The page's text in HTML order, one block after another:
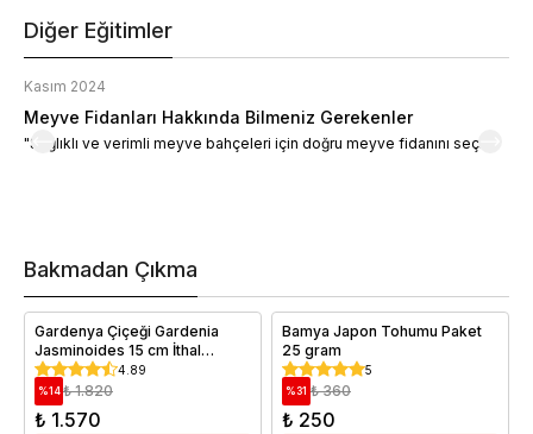
Diğer Eğitimler
Kasım 2024
Meyve Fidanları Hakkında Bilmeniz Gerekenler
"Sağlıklı ve verimli meyve bahçeleri için doğru meyve fidanını seçin."
Bakmadan Çıkma
Gardenya Çiçeği Gardenia
Jasminoides 15 cm İthal
Saksıda
4.89
%14 ₺ 1.820
₺ 1.570
Bamya Japon Tohumu Paket
25 gram
5
%31 ₺ 360
₺ 250